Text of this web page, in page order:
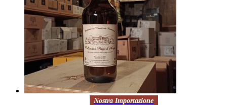
Nostra Importazione